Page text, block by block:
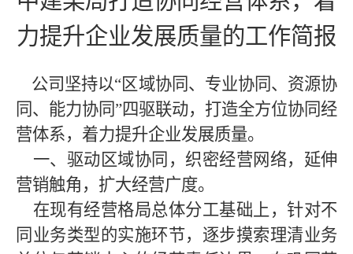
力提升企业发展质量的工作简报
公司坚持以“区域协同、专业协同、资源协
同、能力协同”四驱联动，打造全方位协同经
营体系，着力提升企业发展质量。
一、驱动区域协同，织密经营网络，延伸
营销触角，扩大经营广度。
在现有经营格局总体分工基础上，针对不
同业务类型的实施环节，逐步摸索理清业务